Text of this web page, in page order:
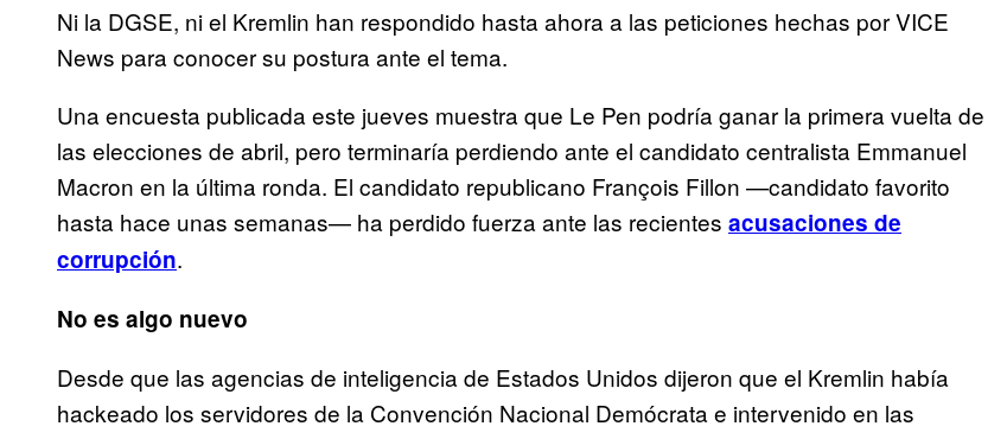
Ni la DGSE, ni el Kremlin han respondido hasta ahora a las peticiones hechas por VICE
News para conocer su postura ante el tema.
Una encuesta publicada este jueves muestra que Le Pen podría ganar la primera vuelta de
las elecciones de abril, pero terminaría perdiendo ante el candidato centralista Emmanuel
Macron en la última ronda. El candidato republicano François Fillon —candidato favorito
hasta hace unas semanas— ha perdido fuerza ante las recientes acusaciones de
corrupción.
No es algo nuevo
Desde que las agencias de inteligencia de Estados Unidos dijeron que el Kremlin había
hackeado los servidores de la Convención Nacional Demócrata e intervenido en las